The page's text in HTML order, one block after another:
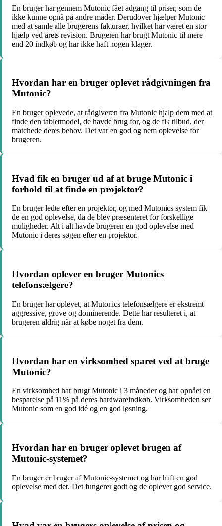
En bruger har gennem Mutonic fået adgang til priser, som de
ikke kunne opnå på andre måder. Derudover hjælper Mutonic
med at samle alle brugerens fakturaer, hvilket har været en stor
hjælp ved årets revision. Brugeren har brugt Mutonic til mere
end 20 indkøb og har ikke haft nogen klager.
Hvordan har en bruger oplevet rådgivningen fra
Mutonic?
En bruger oplevede, at rådgiveren fra Mutonic hjalp dem med at
finde den tabletmodel, de havde brug for, og de fik tilbud, der
matchede deres behov. Det var en god og nem oplevelse for
brugeren.
Hvad fik en bruger ud af at bruge Mutonic i
forhold til at finde en projektor?
En bruger ledte efter en projektor, og med Mutonics system fik
de en god oplevelse, da de blev præsenteret for forskellige
muligheder. Alt i alt havde brugeren en god oplevelse med
Mutonic i deres søgen efter en projektor.
Hvordan oplever en bruger Mutonics
telefonsælgere?
En bruger har oplevet, at Mutonics telefonsælgere er ekstremt
aggressive, grove og dominerende. Dette har resulteret i, at
brugeren aldrig når at købe noget fra dem.
Hvordan har en virksomhed sparet ved at bruge
Mutonic?
En virksomhed har brugt Mutonic i 3 måneder og har opnået en
besparelse på 11% på deres hardwareindkøb. Virksomheden ser
Mutonic som en god idé og en god løsning.
Hvordan har en bruger oplevet brugen af
Mutonic-systemet?
En bruger er bruger af Mutonic-systemet og har haft en god
oplevelse med det. Det fungerer godt og de oplever god service.